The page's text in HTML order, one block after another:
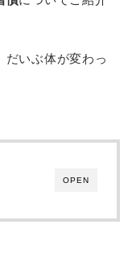
だいぶ体が変わっ
OPEN